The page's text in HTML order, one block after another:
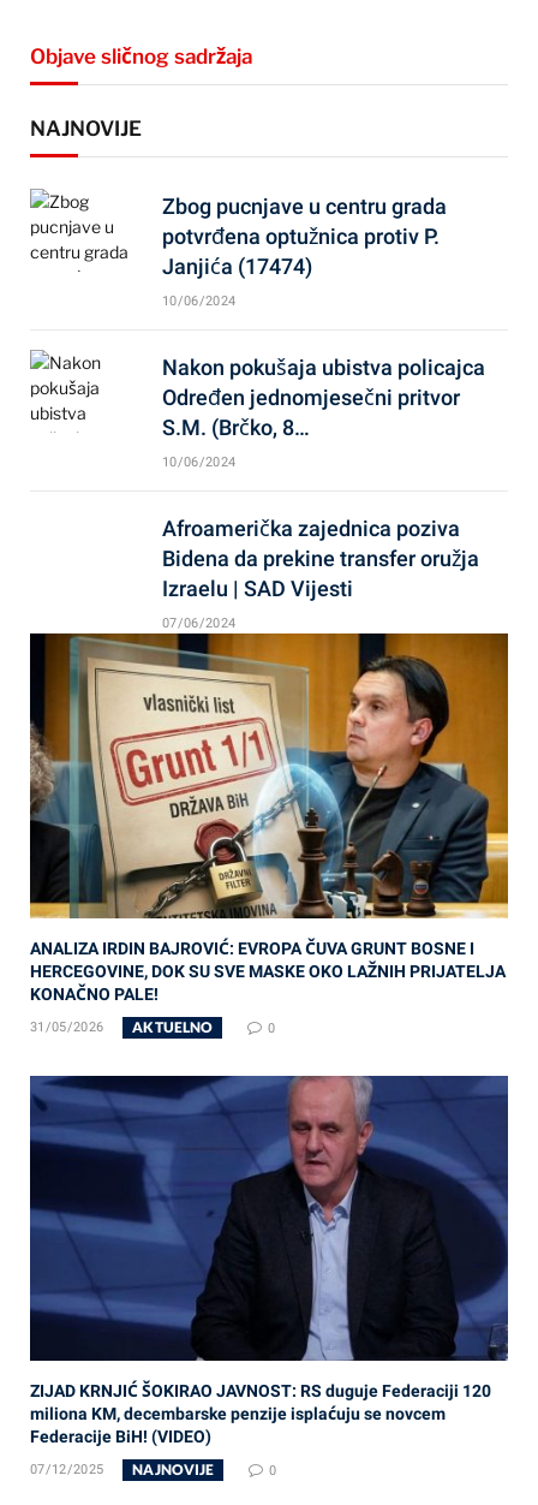
Objave sličnog sadržaja
NAJNOVIJE
Zbog pucnjave u centru grada
potvrđena optužnica protiv P.
Janjića (17474)
10/06/2024
Nakon pokušaja ubistva policajca
Određen jednomjesečni pritvor
S.M. (Brčko, 8…
10/06/2024
Afroamerička zajednica poziva
Bidena da prekine transfer oružja
Izraelu | SAD Vijesti
07/06/2024
ANALIZA IRDIN BAJROVIĆ: EVROPA ČUVA GRUNT BOSNE I
HERCEGOVINE, DOK SU SVE MASKE OKO LAŽNIH PRIJATELJA
KONAČNO PALE!
31/05/2026 AKTUELNO 0
ZIJAD KRNJIĆ ŠOKIRAO JAVNOST: RS duguje Federaciji 120
miliona KM, decembarske penzije isplaćuju se novcem
Federacije BiH! (VIDEO)
07/12/2025 NAJNOVIJE 0